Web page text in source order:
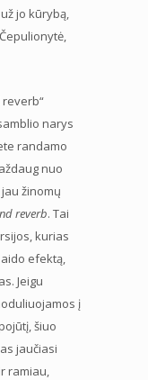
jo kūrybą,
narys
randamo
nuo
žinomų
reverb. Tai
kurias
efektą,
Jeigu
į
šiuo
jaučiasi
ramiau,